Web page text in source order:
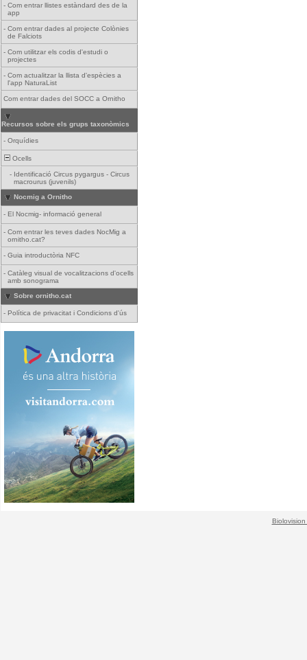
- Com entrar llistes estàndard des de la
app
- Com entrar dades al projecte Colònies
de Falciots
- Com utilitzar els codis d'estudi o
projectes
- Com actualitzar la llista d'espècies a
l'app NaturaList
Com entrar dades del SOCC a Ornitho
Recursos sobre els grups taxonòmics
- Orquídies
Ocells
- Identificació Circus pygargus - Circus
macrourus (juvenils)
Nocmig a Ornitho
- El Nocmig- informació general
- Com entrar les teves dades NocMig a
ornitho.cat?
- Guia introductòria NFC
- Catàleg visual de vocalitzacions d'ocells
amb sonograma
Sobre ornitho.cat
- Política de privacitat i Condicions d'ús
Biolovision